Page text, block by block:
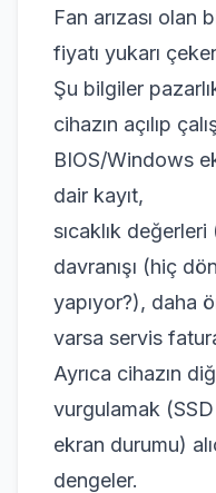
Fan arızası olan
fiyatı yukarı
Şu bilgiler
cihazın açılıp
BIOS/Windows
dair kayıt,
sıcaklık
davranışı (hiç
yapıyor?), daha
varsa servis
Ayrıca cihazın
vurgulamak
ekran durumu)
dengeler.